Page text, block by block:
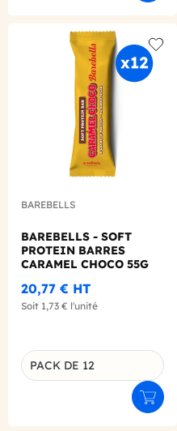
Add
BAREBELLS
BAREBELLS - SOFT
PROTEIN BARRES
CARAMEL CHOCO 55G
20,77 € HT
Soit 1,73 € l'unité
Déclinaison du produit
PACK DE 12